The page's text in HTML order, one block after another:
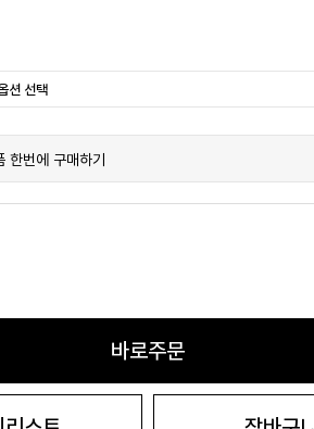
한번에 구매하기
바로주문